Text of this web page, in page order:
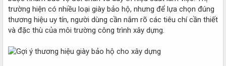
trường hiện có nhiều loại giày bảo hộ, nhưng để lựa chọn đúng
thương hiệu uy tín, người dùng cần nắm rõ các tiêu chí cần thiết
và đặc thù của môi trường công trình xây dựng.